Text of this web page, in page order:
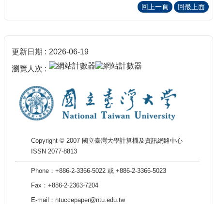
回上一頁
回最上面
更新日期 2026-06-19
瀏覽人次
Copyright © 2007 國立臺灣大學計算機及資訊網路中心
ISSN 2077-8813
Phone：+886-2-3366-5022 或 +886-2-3366-5023
Fax：+886-2-2363-7204
E-mail：ntuccepaper@ntu.edu.tw